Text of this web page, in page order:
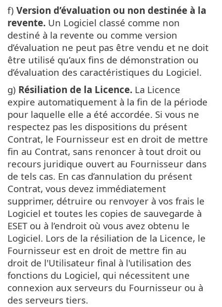
f) Version d’évaluation ou non destinée à la
revente. Un Logiciel classé comme non
destiné à la revente ou comme version
d’évaluation ne peut pas être vendu et ne doit
être utilisé qu’aux fins de démonstration ou
d’évaluation des caractéristiques du Logiciel.
g) Résiliation de la Licence. La Licence
expire automatiquement à la fin de la période
pour laquelle elle a été accordée. Si vous ne
respectez pas les dispositions du présent
Contrat, le Fournisseur est en droit de mettre
fin au Contrat, sans renoncer à tout droit ou
recours juridique ouvert au Fournisseur dans
de tels cas. En cas d’annulation du présent
Contrat, vous devez immédiatement
supprimer, détruire ou renvoyer à vos frais le
Logiciel et toutes les copies de sauvegarde à
ESET ou à l’endroit où vous avez obtenu le
Logiciel. Lors de la résiliation de la Licence, le
Fournisseur est en droit de mettre fin au
droit de l'Utilisateur final à l'utilisation des
fonctions du Logiciel, qui nécessitent une
connexion aux serveurs du Fournisseur ou à
des serveurs tiers.